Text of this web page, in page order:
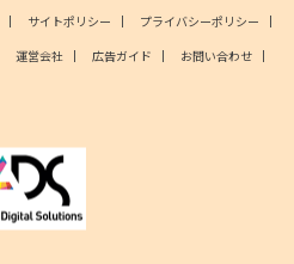
サイトポリシー
プライバシーポリシー
運営会社 広告ガイド
お問い合わせ